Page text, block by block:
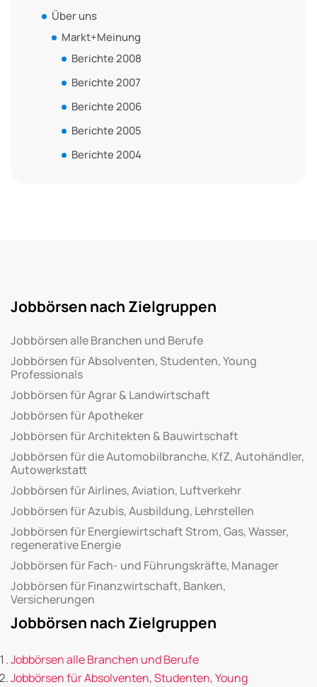
Über uns
Markt+Meinung
Berichte 2008
Berichte 2007
Berichte 2006
Berichte 2005
Berichte 2004
Jobbörsen nach Zielgruppen
Jobbörsen alle Branchen und Berufe
Jobbörsen für Absolventen, Studenten, Young
Professionals
Jobbörsen für Agrar & Landwirtschaft
Jobbörsen für Apotheker
Jobbörsen für Architekten & Bauwirtschaft
Jobbörsen für die Automobilbranche, KfZ, Autohändler,
Autowerkstatt
Jobbörsen für Airlines, Aviation, Luftverkehr
Jobbörsen für Azubis, Ausbildung, Lehrstellen
Jobbörsen für Energiewirtschaft Strom, Gas, Wasser,
regenerative Energie
Jobbörsen für Fach- und Führungskräfte, Manager
Jobbörsen für Finanzwirtschaft, Banken,
Versicherungen
Jobbörsen nach Zielgruppen
Jobbörsen alle Branchen und Berufe
Jobbörsen für Absolventen, Studenten, Young